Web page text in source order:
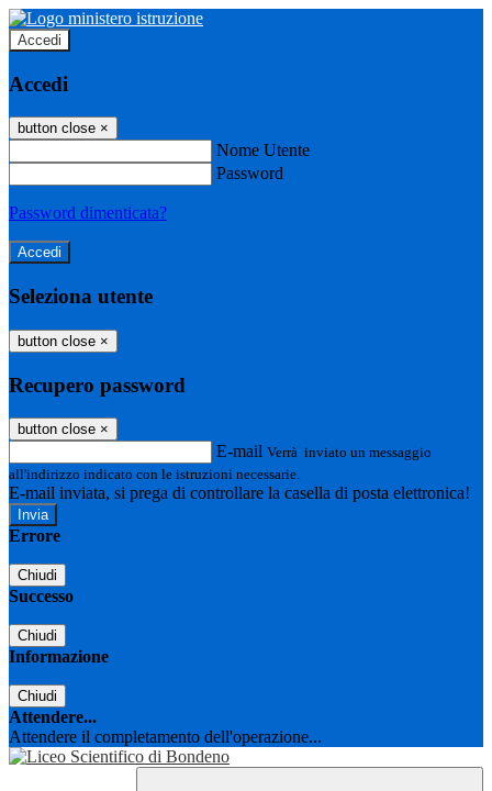
Accedi
Accedi
button close ×
Nome Utente
Password
Password dimenticata?
Seleziona utente
button close ×
Recupero password
button close ×
E-mail Verrà inviato un messaggio
all'indirizzo indicato con le istruzioni necessarie.
E-mail inviata, si prega di controllare la casella di posta elettronica!
Errore
Chiudi
Successo
Chiudi
Informazione
Chiudi
Attendere...
Attendere il completamento dell'operazione...